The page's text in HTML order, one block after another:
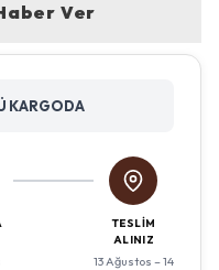
Ver
KARGODA
TESLIM
ALINIZ
13 Ağustos – 14